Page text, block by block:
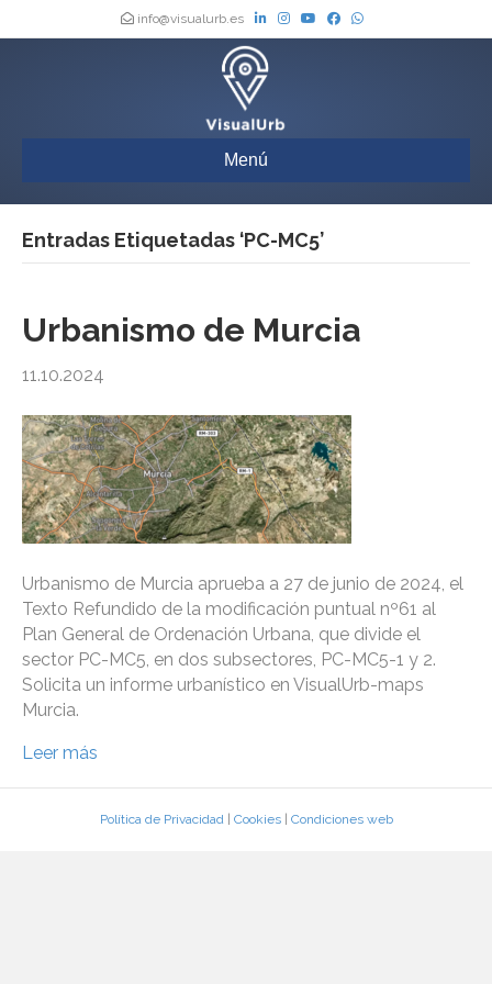
info@visualurb.es
Menú
Entradas Etiquetadas ‘PC-MC5’
Urbanismo de Murcia
11.10.2024
Urbanismo de Murcia aprueba a 27 de junio de 2024, el
Texto Refundido de la modificación puntual nº61 al
Plan General de Ordenación Urbana, que divide el
sector PC-MC5, en dos subsectores, PC-MC5-1 y 2.
Solicita un informe urbanístico en VisualUrb-maps
Murcia.
Leer más
Política de Privacidad| Cookies| Condiciones web